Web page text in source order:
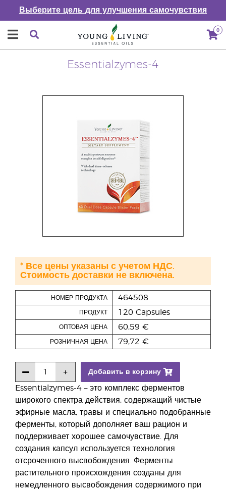
Выберите цель для улучшения самочувствия
0
Essentialzymes-4
Essentialzymes-4 – это комплекс ферментов
широкого спектра действия, содержащий чистые
эфирные масла, травы и специально подобранные
ферменты, который дополняет ваш рацион и
поддерживает хорошее самочувствие. Для
создания капсул используется технология
отсроченного высвобождения. Ферменты
растительного происхождения созданы для
немедленного высвобождения содержимого при
НОМЕР ПРОДУКТА 464508
ПРОДУКТ 120 Capsules
ОПТОВАЯ ЦЕНА 60,59 €
РОЗНИЧНАЯ ЦЕНА 79,72 €
Добавить в корзину
* Все цены указаны с учетом НДС.
Стоимость доставки не включена.